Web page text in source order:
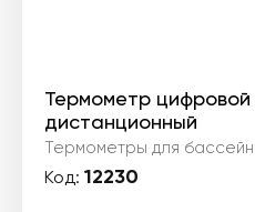
Термометр цифровой
дистанционный
Термометры для
Код: 12230